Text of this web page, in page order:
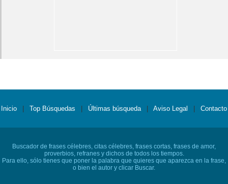
Inicio Top Búsquedas Últimas búsqueda Aviso Legal Contacto
Buscador de frases célebres, citas célebres, frases cortas, frases de amor,
proverbios, refranes y dichos de todos los tiempos.
Para ello, sólo tienes que poner la palabra que quieres que aparezca en la frase,
o bien el autor y clicar Buscar.